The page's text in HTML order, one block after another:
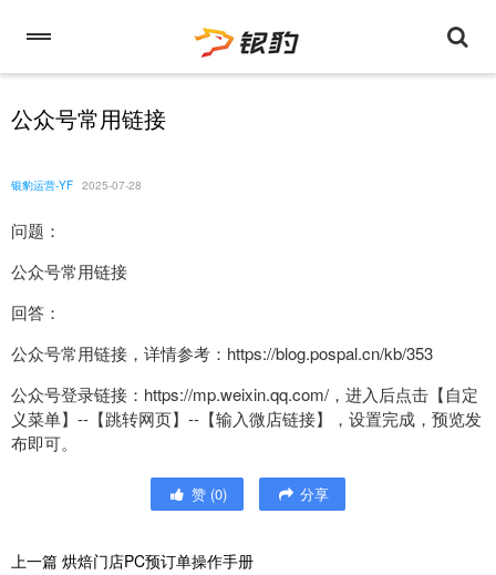
公众号常用链接
银豹运营-YF 2025-07-28
问题：
公众号常用链接
回答：
公众号常用链接，详情参考：https://blog.pospal.cn/kb/353
公众号登录链接：https://mp.weixin.qq.com/，进入后点击【自定
义菜单】--【跳转网页】--【输入微店链接】，设置完成，预览发
布即可。
赞 (0) 分享
上一篇 烘焙门店PC预订单操作手册